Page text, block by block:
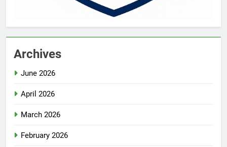
Archives
June 2026
April 2026
March 2026
February 2026